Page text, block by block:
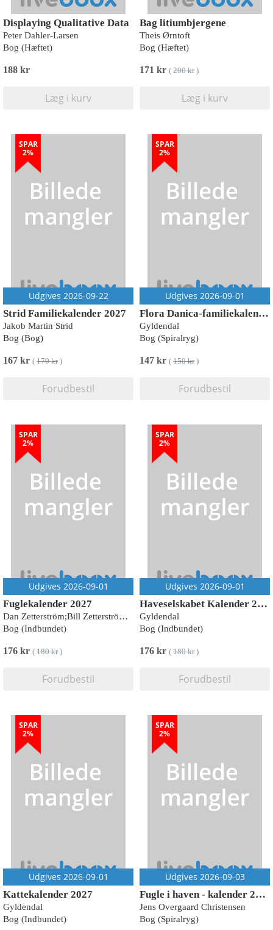
Displaying Qualitative Data
Peter Dahler-Larsen
Bog (Hæftet)
188 kr
Læg i kurv
Bag litiumbjergene
Theis Ørntoft
Bog (Hæftet)
171 kr ( 200 kr)
Læg i kurv
SPAR
2%
Udgives 2026-09-22
Strid Familiekalender 2027
Jakob Martin Strid
Bog (Bog)
167 kr ( 170 kr)
Forudbestil
SPAR
2%
Udgives 2026-09-01
Flora Danica-familiekalender 2027
Gyldendal
Bog (Spiralryg)
147 kr ( 150 kr)
Forudbestil
SPAR
2%
Udgives 2026-09-01
Fuglekalender 2027
Dan Zetterström;Bill Zetterström;Niklas Aronsson
Bog (Indbundet)
176 kr ( 180 kr)
Forudbestil
SPAR
2%
Udgives 2026-09-01
Haveselskabet Kalender 2027
Gyldendal
Bog (Indbundet)
176 kr ( 180 kr)
Forudbestil
SPAR
2%
Udgives 2026-09-01
Kattekalender 2027
Gyldendal
Bog (Indbundet)
SPAR
2%
Udgives 2026-09-03
Fugle i haven - kalender 2027
Jens Overgaard Christensen
Bog (Spiralryg)